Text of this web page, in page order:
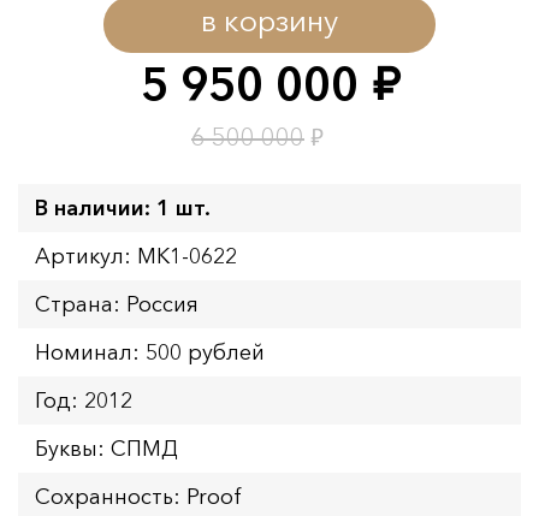
5 950 000 руб.
6 500 000 ₽
в корзину
В наличии: 1 шт.
Артикул: MK1-0622
Страна: Россия
Номинал: 500 рублей
Год: 2012
Буквы: СПМД
Сохранность: Proof